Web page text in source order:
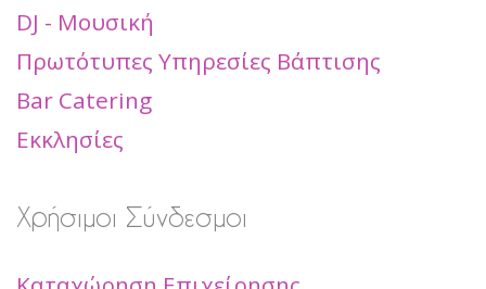
DJ - Μουσική
Πρωτότυπες Υπηρεσίες Βάπτισης
Bar Catering
Εκκλησίες
Χρήσιμοι Σύνδεσμοι